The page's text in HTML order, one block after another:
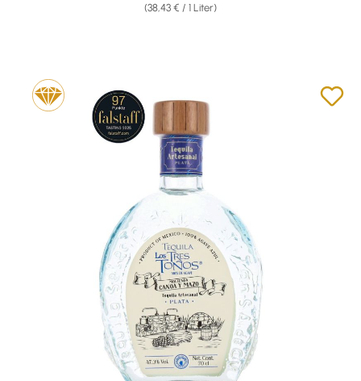
(38,43 € / 1 Liter)